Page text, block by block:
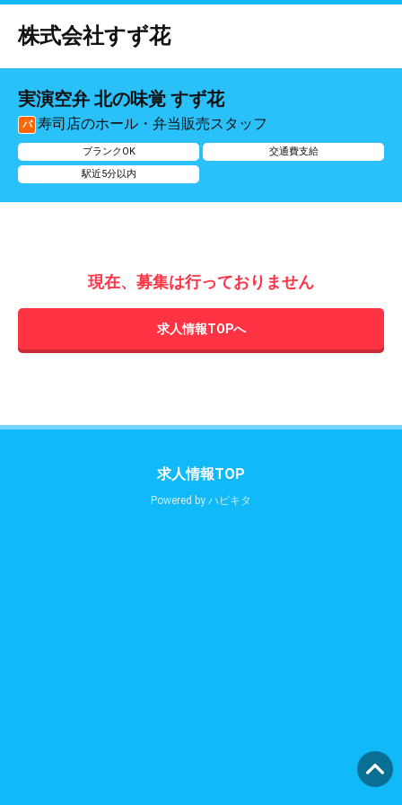
株式会社すず花
実演空弁 北の味覚 すず花
パ 寿司店のホール・弁当販売スタッフ
ブランクOK
交通費支給
駅近5分以内
現在、募集は行っておりません
求人情報TOPへ
求人情報TOP
Powered by ハピキタ